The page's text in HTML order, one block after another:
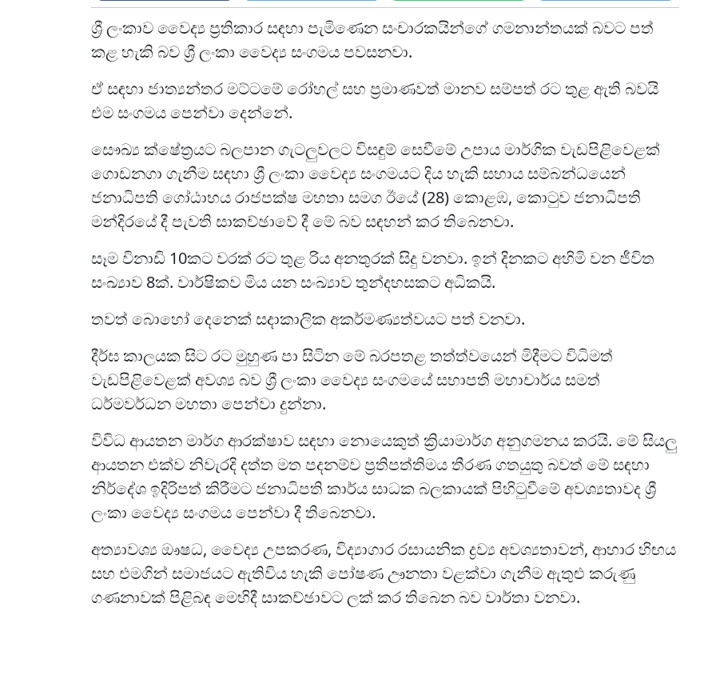
ශ්‍රී ලංකාව වෛද්‍ය ප්‍රතිකාර සඳහා පැමිණෙන සංචාරකයින්ගේ ගමනාන්තයක් බවට පත්
කළ හැකි බව ශ්‍රී ලංකා වෛද්‍ය සංගමය පවසනවා.
ඒ සඳහා ජාත්‍යන්තර මට්ටමේ රෝහල් සහ ප්‍රමාණවත් මානව සම්පත් රට තුළ ඇති බවයි
එම සංගමය පෙන්වා දෙන්නේ.
සෞඛ්‍ය ක්ෂේත්‍රයට බලපාන ගැටලුවලට විසඳුම් සෙවීමේ උපාය මාර්ගික වැඩපිළිවෙළක්
ගොඩනගා ගැනීම සඳහා ශ්‍රී ලංකා වෛද්‍ය සංගමයට දිය හැකි සහාය සම්බන්ධයෙන්
ජනාධිපති ගෝඨාභය රාජපක්ෂ මහතා සමග ඊයේ (28) කොළඹ, කොටුව ජනාධිපති
මන්දිරයේ දී පැවති සාකච්ඡාවේ දී මේ බව සඳහන් කර තිබෙනවා.
සෑම විනාඩි 10කට වරක් රට තුළ රිය අනතුරක් සිදු වනවා. ඉන් දිනකට අහිමි වන ජීවිත
සංඛ්‍යාව 8ක්. වාර්ෂිකව මිය යන සංඛ්‍යාව තුන්දහසකට අධිකයි.
තවත් බොහෝ දෙනෙක් සදාකාලික අකර්මණ්‍යත්වයට පත් වනවා.
දීර්ඝ කාලයක සිට රට මුහුණ පා සිටින මේ බරපතළ තත්ත්වයෙන් මිදීමට විධිමත්
වැඩපිළිවෙළක් අවශ්‍ය බව ශ්‍රී ලංකා වෛද්‍ය සංගමයේ සභාපති මහාචාර්ය සමත්
ධර්මවර්ධන මහතා පෙන්වා දුන්නා.
විවිධ ආයතන මාර්ග ආරක්ෂාව සඳහා නොයෙකුත් ක්‍රියාමාර්ග අනුගමනය කරයි. මේ සියලු
ආයතන එක්ව නිවැරදි දත්ත මත පදනම්ව ප්‍රතිපත්තිමය තීරණ ගතයුතු බවත් මේ සඳහා
නිර්දේශ ඉදිරිපත් කිරීමට ජනාධිපති කාර්ය සාධක බලකායක් පිහිටුවීමේ අවශ්‍යතාවද ශ්‍රී
ලංකා වෛද්‍ය සංගමය පෙන්වා දී තිබෙනවා.
අත්‍යාවශ්‍ය ඖෂධ, වෛද්‍ය උපකරණ, විද්‍යාගාර රසායනික ද්‍රව්‍ය අවශ්‍යතාවන්, ආහාර හිඟය
සහ එමගින් සමාජයට ඇතිවිය හැකි පෝෂණ ඌනතා වළක්වා ගැනීම ඇතුළු කරුණු
ගණනාවක් පිළිබඳ මෙහිදී සාකච්ඡාවට ලක් කර තිබෙන බව වාර්තා වනවා.